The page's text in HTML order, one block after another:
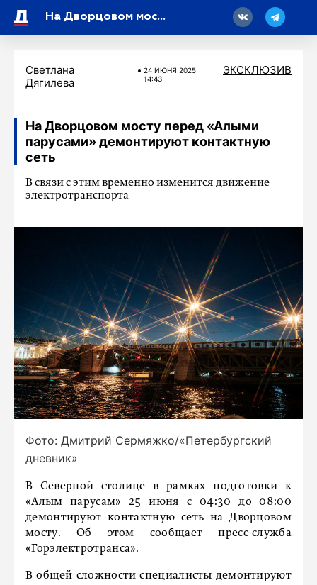
На Дворцовом мосту перед «Алыми парусами» демонтируют контактную сеть
Светлана
Дягилева
24 ИЮНЯ 2025
14:43
ЭКСКЛЮЗИВ
На Дворцовом мосту перед «Алыми
парусами» демонтируют контактную
сеть
В связи с этим временно изменится движение
электротранспорта
Фото: Дмитрий Сермяжко/«Петербургский
дневник»
В Северной столице в рамках подготовки к
«Алым парусам» 25 июня с 04:30 до 08:00
демонтируют контактную сеть на Дворцовом
мосту. Об этом сообщает пресс-служба
«Горэлектротранса».
В общей сложности специалисты демонтируют